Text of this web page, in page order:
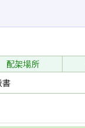
配架場所
書